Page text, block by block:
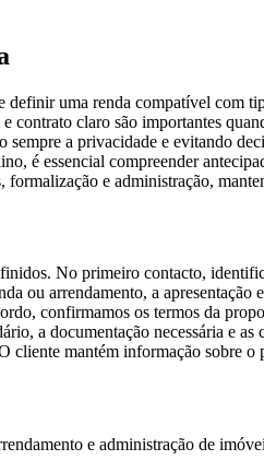
uma renda compatível com
claro são importantes
a privacidade e evitando
é essencial compreender
e administração,
No primeiro contacto,
ou arrendamento, a
confirmamos os termos da
a documentação necessária e
cliente mantém informação sobre
e administração de